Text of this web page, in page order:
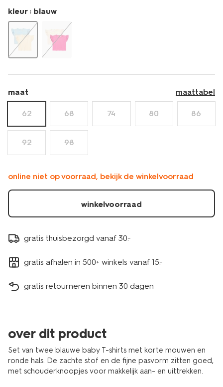
shirts-
jersey-
-2-
stuks-
33080671.html
kleur : blauw
maat maattabel
62 68 74 80 86
92 98
online niet op voorraad, bekijk de winkelvoorraad
winkelvoorraad
gratis thuisbezorgd vanaf 30.-
gratis afhalen in 500+ winkels vanaf 15.-
gratis retourneren binnen 30 dagen
over dit product
Set van twee blauwe baby T-shirts met korte mouwen en
ronde hals. De zachte stof en de fijne pasvorm zitten goed,
met schouderknoopjes voor makkelijk aan- en uittrekken.